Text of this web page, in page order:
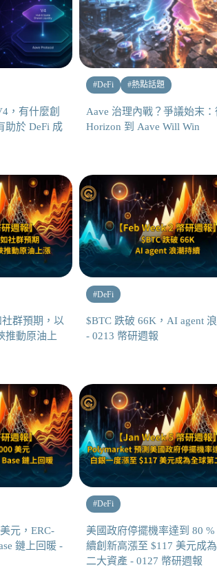
，有什麼創
助於 DeFi 成
#DeFi #熱點話題
Aave 治理內戰？爭議始末：
Horizon 到 Aave Will Win
群預期，以
推動原油上
#DeFi
$BTC 跌破 66K，AI agent
- 0213 幣研週報
元，ERC-
鏈上回暖 -
#DeFi
美國政府停擺機率達到 80 %
續創新高漲至 $117 美元成
二大資產 - 0127 幣研週報